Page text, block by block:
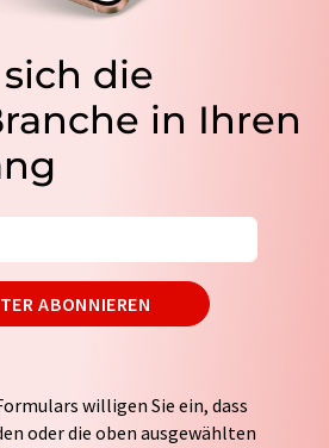
die
in Ihren
ABONNIEREN
willigen Sie ein, dass
oder die oben ausgewählten